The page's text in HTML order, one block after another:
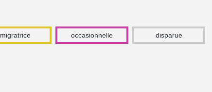
migratrice occasionnelle disparue